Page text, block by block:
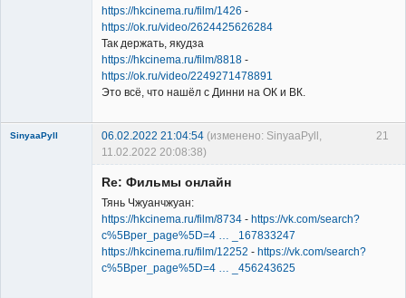
https://hkcinema.ru/film/1426 -
https://ok.ru/video/2624425626284
Так держать, якудза
https://hkcinema.ru/film/8818 -
https://ok.ru/video/2249271478891
Это всё, что нашёл с Динни на ОК и ВК.
21
SinyaaPyll 06.02.2022 21:04:54 (изменено: SinyaaPyll,
11.02.2022 20:08:38)
Re: Фильмы онлайн
Тянь Чжуанчжуан:
https://hkcinema.ru/film/8734 - https://vk.com/search?
c%5Bper_page%5D=4 … _167833247
https://hkcinema.ru/film/12252 - https://vk.com/search?
c%5Bper_page%5D=4 … _456243625